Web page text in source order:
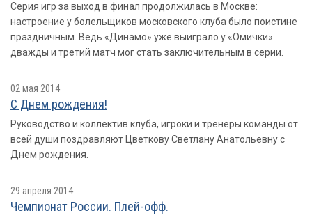
Серия игр за выход в финал продолжилась в Москве:
настроение у болельщиков московского клуба было поистине
праздничным. Ведь «Динамо» уже выиграло у «Омички»
дважды и третий матч мог стать заключительным в серии.
02 мая 2014
С Днем рождения!
Руководство и коллектив клуба, игроки и тренеры команды от
всей души поздравляют Цветкову Светлану Анатольевну с
Днем рождения.
29 апреля 2014
Чемпионат России. Плей-офф.